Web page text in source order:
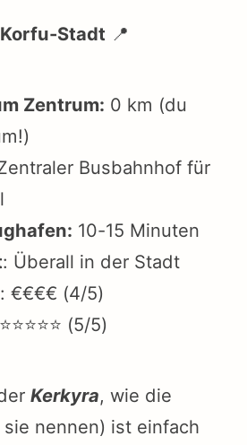
Stadt 📍
Zentrum: 0 km (du
Busbahnhof für
10-15 Minuten
: Überall in der Stadt
: €€€€ (4/5)
(5/5)
Kerkyra, wie die
nennen) ist einfach